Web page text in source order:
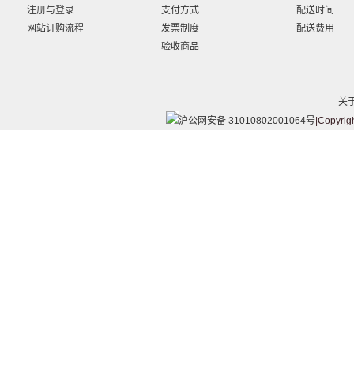
注册与登录
网站订购流程
支付方式
发票制度
验收商品
配送时间
配送费用
关
沪公网安备 31010802001064号